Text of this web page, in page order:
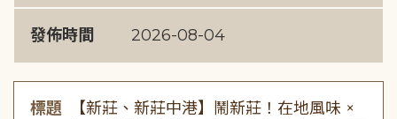
發佈時間 2026-08-04
標題
【新莊、新莊中港】鬧新莊！在地風味 ×